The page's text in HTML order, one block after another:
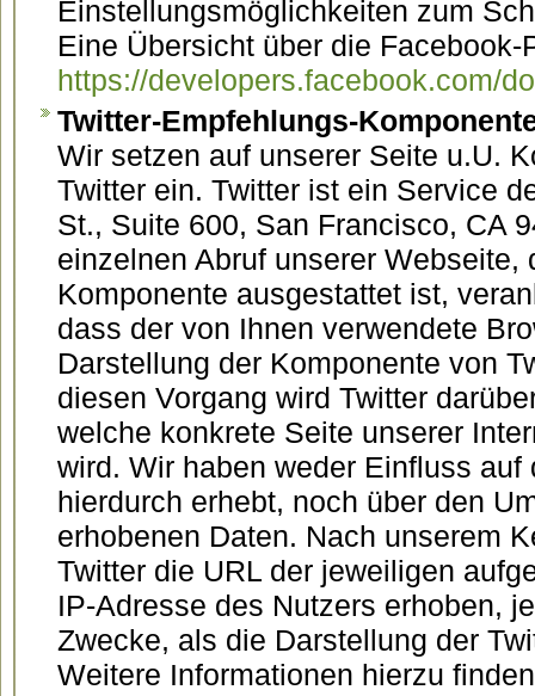
Einstellungsmöglichkeiten zum
Eine Übersicht über die
https://developers.facebook.com/
Twitter-Empfehlungs-
Wir setzen auf unserer Seite u.U.
Twitter ein. Twitter ist ein Service
St., Suite 600, San Francisco, CA
einzelnen Abruf unserer Webseite,
Komponente ausgestattet ist,
dass der von Ihnen verwendete
Darstellung der Komponente von
diesen Vorgang wird Twitter
welche konkrete Seite unserer
wird. Wir haben weder Einfluss auf
hierdurch erhebt, noch über den
erhobenen Daten. Nach unserem
Twitter die URL der jeweiligen
IP-Adresse des Nutzers erhoben,
Zwecke, als die Darstellung der
Weitere Informationen hierzu